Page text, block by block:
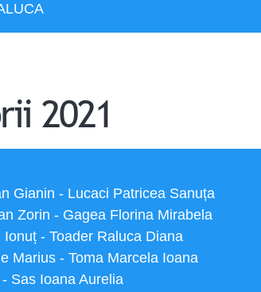
2021
Gianin - Lucaci Patricea Sanuța
Zorin - Gagea Florina Mirabela
- Toader Raluca Diana
Marius - Toma Marcela Ioana
Sas Ioana Aurelia